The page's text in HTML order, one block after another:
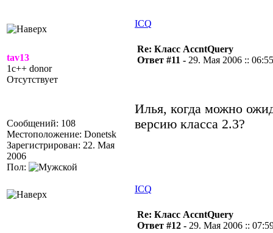
ICQ
tav13
1c++ donor
Отсутствует
Сообщений: 108
Местоположение: Donetsk
Зарегистрирован: 22. Мая
2006
Пол:
Re: Класс AccntQuery
Ответ #11 - 29. Мая 2006 :: 06:55
Илья, когда можно
версию класса 2.3?
ICQ
Re: Класс AccntQuery
Ответ #12 - 29. Мая 2006 ::